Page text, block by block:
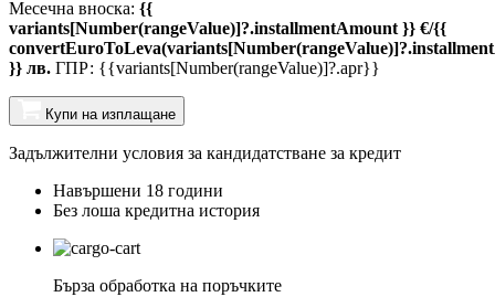
Месечна вноска: {{
variants[Number(rangeValue)]?.installmentAmount }} €/{{
}} лв. ГПР: {{variants[Number(rangeValue)]?.apr}}
Купи на изплащане
Задължителни условия за кандидатстване за кредит
Навършени 18 години
Без лоша кредитна история
Бърза обработка на поръчките